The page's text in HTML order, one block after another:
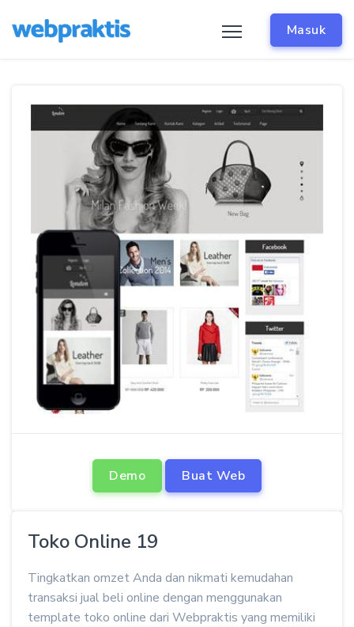
Masuk
Demo Buat Web
Toko Online 19
Tingkatkan omzet Anda dan nikmati kemudahan
transaksi jual beli online dengan menggunakan
template toko online dari Webpraktis yang memiliki